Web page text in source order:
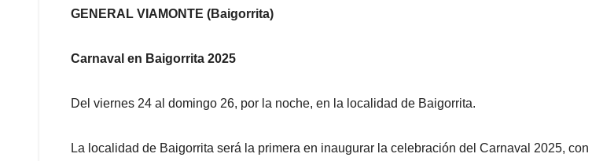
GENERAL VIAMONTE (Baigorrita)
Carnaval en Baigorrita 2025
Del viernes 24 al domingo 26, por la noche, en la localidad de Baigorrita.
La localidad de Baigorrita será la primera en inaugurar la celebración del Carnaval 2025,